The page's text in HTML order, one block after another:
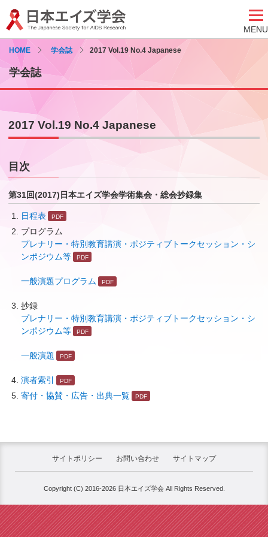
MENU
HOME 学会誌 2017 Vol.19 No.4 Japanese
学会誌
2017 Vol.19 No.4 Japanese
目次
第31回(2017)日本エイズ学会学術集会・総会抄録集
日程表
プログラム
プレナリー・特別教育講演・ポジティブトークセッション・シ
ンポジウム等
一般演題プログラム
抄録
プレナリー・特別教育講演・ポジティブトークセッション・シ
ンポジウム等
一般演題
演者索引
寄付・協賛・広告・出典一覧
サイトポリシー お問い合わせ サイトマップ
Copyright (C) 2016-2026 日本エイズ学会 All Rights Reserved.